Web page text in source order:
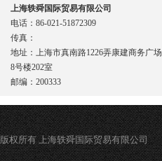
上海轶舜国际贸易有限公司
电话：86-021-51872309
传真：
地址：上海市真南路1226弄康建商务广场
8号楼202室
邮编：200333
版权所有 上海轶舜国际贸易有限公司